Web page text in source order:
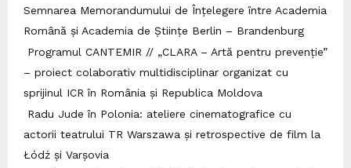
Semnarea Memorandumului de Înțelegere între Academia
Română și Academia de Științe Berlin – Brandenburg
Programul CANTEMIR // „CLARA – Artă pentru prevenție”
– proiect colaborativ multidisciplinar organizat cu
sprijinul ICR în România și Republica Moldova
Radu Jude în Polonia: ateliere cinematografice cu
actorii teatrului TR Warszawa și retrospective de film la
Łódź și Varșovia